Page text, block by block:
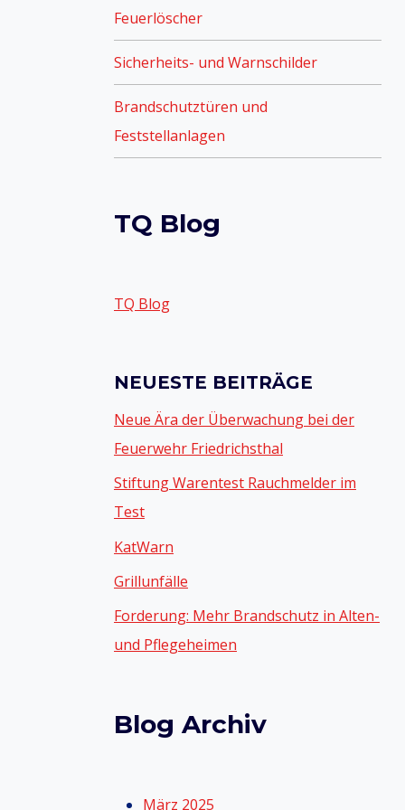
Feuerlöscher
Sicherheits- und Warnschilder
Brandschutztüren und
Feststellanlagen
TQ Blog
TQ Blog
NEUESTE BEITRÄGE
Neue Ära der Überwachung bei der
Feuerwehr Friedrichsthal
Stiftung Warentest Rauchmelder im
Test
KatWarn
Grillunfälle
Forderung: Mehr Brandschutz in Alten-
und Pflegeheimen
Blog Archiv
März 2025